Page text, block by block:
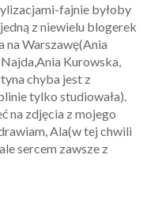
fajnie byłoby
z niewielu blogerek
na Warszawę(Ania
Kurowska,
chyba jest z
tylko studiowała).
na zdjęcia z mojego
Ala(w tej chwili
sercem zawsze z